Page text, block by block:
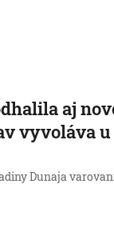
aj
vyvoláva u
Dunaja